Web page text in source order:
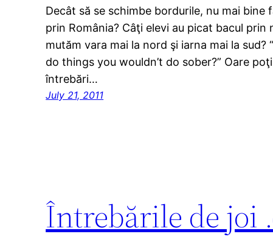
Decât să se schimbe bordurile, nu mai bine
prin România? Câţi elevi au picat bacul prin
mutăm vara mai la nord şi iarna mai la sud?
do things you wouldn’t do sober?” Oare
întrebări…
July 21, 2011
Întrebările de joi